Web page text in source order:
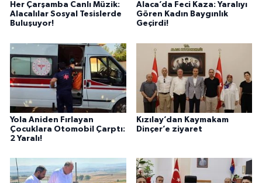
Her Çarşamba Canlı Müzik:
Alacalılar Sosyal Tesislerde
Buluşuyor!
Alaca’da Feci Kaza: Yaralıyı
Gören Kadın Baygınlık
Geçirdi!
Yola Aniden Fırlayan
Çocuklara Otomobil Çarptı:
2 Yaralı!
Kızılay’dan Kaymakam
Dinçer’e ziyaret